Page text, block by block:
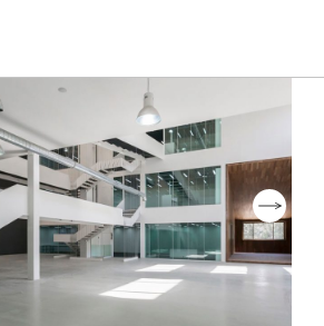
مبلمان صفحه ای
مبلمان اداری ایتالیایی